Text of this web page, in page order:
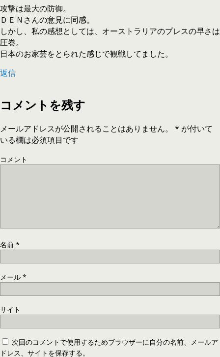
攻撃は最大の防御。
ＤＥＮさんの意見に同感。
しかし、私の感想としては、オーストラリアのプレスの早さは
圧巻。
日本のお家芸をとられた感じで観戦してました。
返信
コメントを残す
メールアドレスが公開されることはありません。 * が付いて
いる欄は必須項目です
コメント
名前 *
メール *
サイト
次回のコメントで使用するためブラウザーに自分の名前、メールア
ドレス、サイトを保存する。